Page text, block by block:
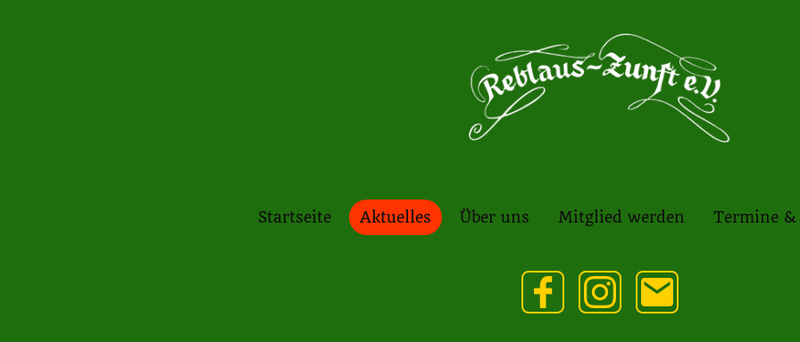
Startseite Aktuelles Über uns Mitglied werden